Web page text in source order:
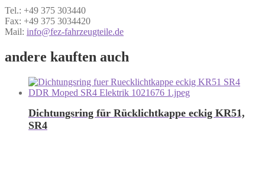
Tel.: +49 375 303440
Fax: +49 375 3034420
Mail: info@fez-fahrzeugteile.de
andere kauften auch
Dichtungsring für Rücklichtkappe eckig KR51,
SR4